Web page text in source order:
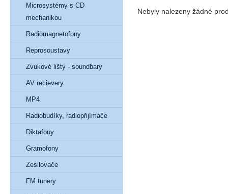
Nebyly nalezeny žádné
Microsystémy s CD
mechanikou
Radiomagnetofony
Reprosoustavy
Zvukové lišty - soundbary
AV recievery
MP4
Radiobudíky, radiopřijímače
Diktafony
Gramofony
Zesilovače
FM tunery